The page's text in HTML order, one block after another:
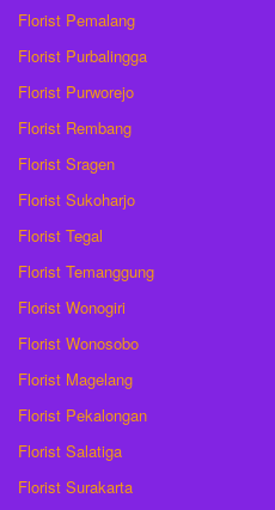
Florist Pemalang
Florist Purbalingga
Florist Purworejo
Florist Rembang
Florist Sragen
Florist Sukoharjo
Florist Tegal
Florist Temanggung
Florist Wonogiri
Florist Wonosobo
Florist Magelang
Florist Pekalongan
Florist Salatiga
Florist Surakarta